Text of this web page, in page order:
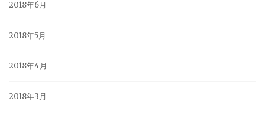
2018年6月
2018年5月
2018年4月
2018年3月